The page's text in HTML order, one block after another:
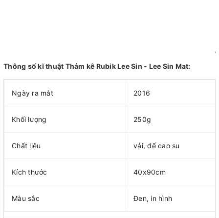
Thông số kĩ thuật Thảm kê Rubik Lee Sin - Lee Sin Mat:
Ngày ra mắt 2016
Khối lượng 250g
Chất liệu vải, đế cao su
Kích thước 40x90cm
Màu sắc Đen, in hình